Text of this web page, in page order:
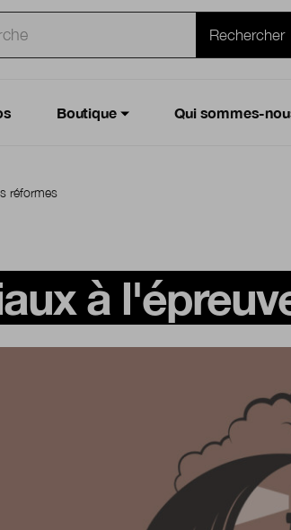
Boutique Qui sommes-
réformes
à